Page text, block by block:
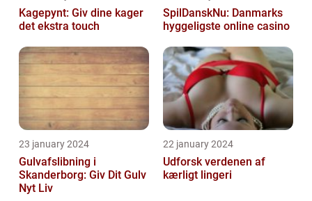
Kagepynt: Giv dine kager
det ekstra touch
SpilDanskNu: Danmarks
hyggeligste online casino
23 january 2024
Gulvafslibning i
Skanderborg: Giv Dit Gulv
Nyt Liv
22 january 2024
Udforsk verdenen af
kærligt lingeri